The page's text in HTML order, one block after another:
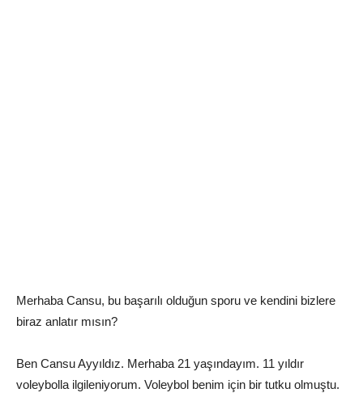
Merhaba Cansu, bu başarılı olduğun sporu ve kendini bizlere
biraz anlatır mısın?
Ben Cansu Ayyıldız. Merhaba 21 yaşındayım. 11 yıldır
voleybolla ilgileniyorum. Voleybol benim için bir tutku olmuştu.